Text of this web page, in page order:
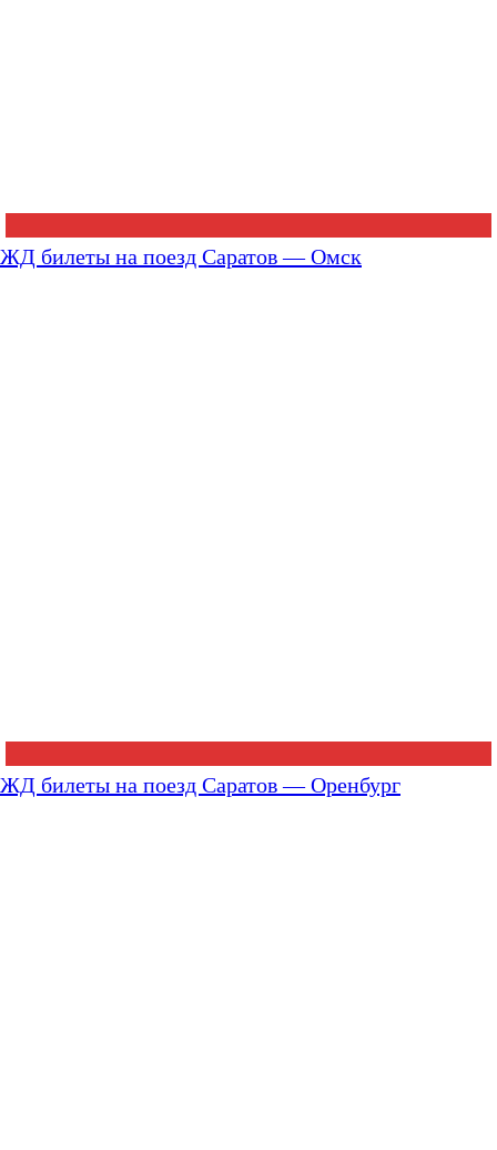
ЖД билеты на поезд Саратов — Омск
ЖД билеты на поезд Саратов — Оренбург